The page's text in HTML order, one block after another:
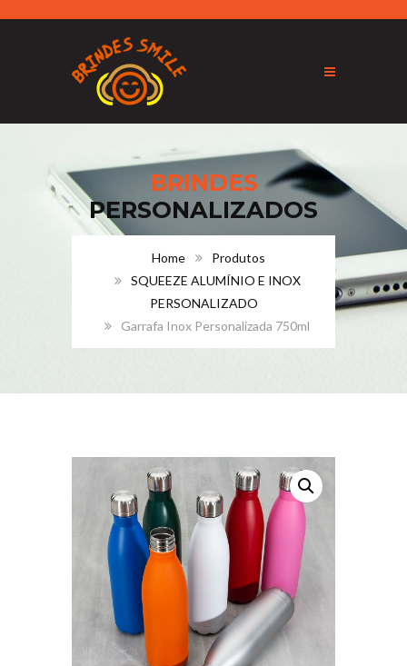
BRINDES
PERSONALIZADOS
Home
Produtos
SQUEEZE ALUMÍNIO E INOX
PERSONALIZADO
Garrafa Inox Personalizada 750ml